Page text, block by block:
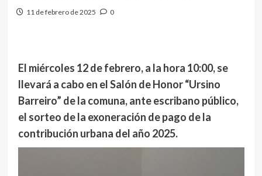
11 de febrero de 2025 0
El miércoles 12 de febrero, a la hora 10:00, se
llevará a cabo en el Salón de Honor “Ursino
Barreiro” de la comuna, ante escribano público,
el sorteo de la exoneración de pago de la
contribución urbana del año 2025.